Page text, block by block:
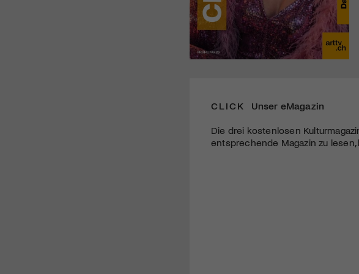
CLICK Unser eMagazin
Die drei kostenlosen
entsprechende Magazin zu